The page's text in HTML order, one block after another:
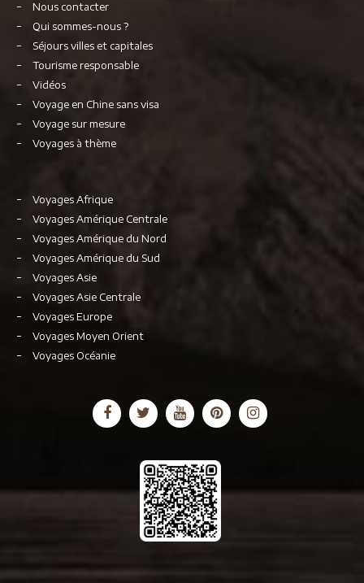
Nous contacter
Qui sommes-nous ?
Séjours villes et capitales
Tourisme responsable
Vidéos
Voyage en Chine sans visa
Voyage sur mesure
Voyages à thème
Voyages Afrique
Voyages Amérique Centrale
Voyages Amérique du Nord
Voyages Amérique du Sud
Voyages Asie
Voyages Asie Centrale
Voyages Europe
Voyages Moyen Orient
Voyages Océanie